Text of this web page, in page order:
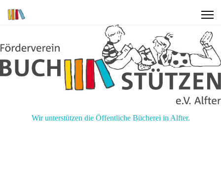
Wir unterstützen die Öffentliche Bücherei in Alfter.